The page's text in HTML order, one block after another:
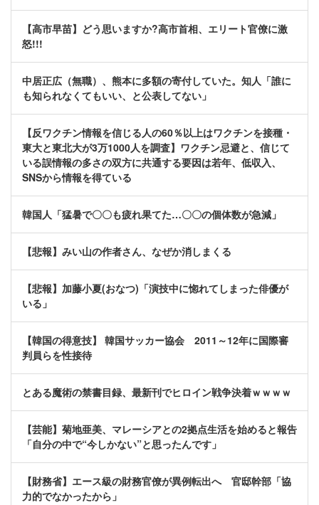
【高市早苗】どう思いますか?高市首相、エリート官僚に激
怒!!!
中居正広（無職）、熊本に多額の寄付していた。知人「誰に
も知られなくてもいい、と公表してない」
【反ワクチン情報を信じる人の60％以上はワクチンを接種・
東大と東北大が3万1000人を調査】ワクチン忌避と、信じて
いる誤情報の多さの双方に共通する要因は若年、低収入、
SNSから情報を得ている
韓国人「猛暑で〇〇も疲れ果てた…〇〇の個体数が急減」
【悲報】みい山の作者さん、なぜか消しまくる
【悲報】加藤小夏(おなつ)「演技中に惚れてしまった俳優が
いる」
【韓国の得意技】 韓国サッカー協会 2011～12年に国際審
判員らを性接待
とある魔術の禁書目録、最新刊でヒロイン戦争決着ｗｗｗｗ
【芸能】菊地亜美、マレーシアとの2拠点生活を始めると報告
「自分の中で“今しかない”と思ったんです」
【財務省】エース級の財務官僚が異例転出へ 官邸幹部「協
力的でなかったから」